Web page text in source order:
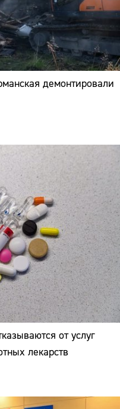
демонтировали
от услуг
лекарств